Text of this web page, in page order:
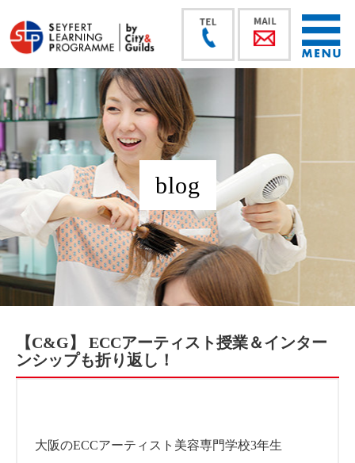
blog
【C&G】 ECCアーティスト授業＆インター
ンシップも折り返し！
大阪のECCアーティスト美容専門学校3年生